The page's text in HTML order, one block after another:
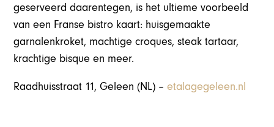
geserveerd daarentegen, is het ultieme voorbeeld
van een Franse bistro kaart: huisgemaakte
garnalenkroket, machtige croques, steak tartaar,
krachtige bisque en meer.
Raadhuisstraat 11, Geleen (NL) –etalagegeleen.nl